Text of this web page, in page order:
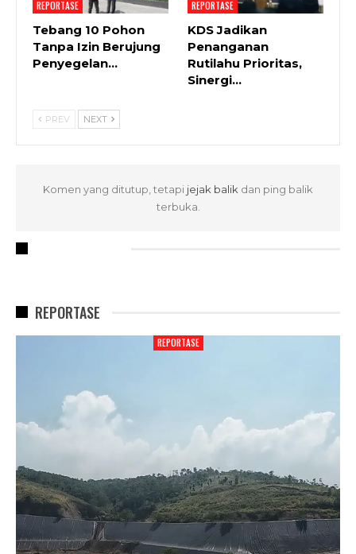
REPORTASE
Tebang 10 Pohon
Tanpa Izin Berujung
Penyegelan…
REPORTASE
KDS Jadikan
Penanganan
Rutilahu Prioritas,
Sinergi…
PREV NEXT
Komen yang ditutup, tetapi jejak balik dan ping balik
terbuka.
REPORTASE
REPORTASE